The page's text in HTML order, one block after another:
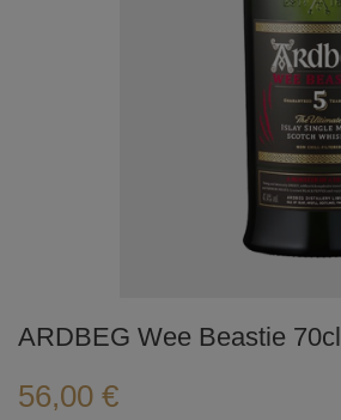
ARDBEG Wee Beastie 70cl
56,00 €